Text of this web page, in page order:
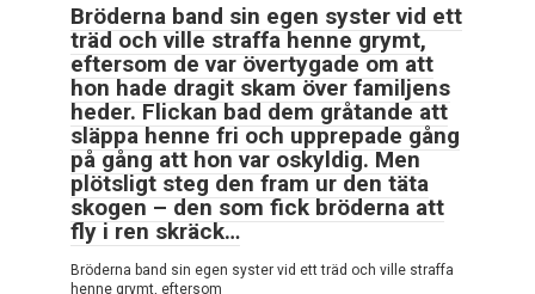
Bröderna band sin egen syster vid ett
träd och ville straffa henne grymt,
eftersom de var övertygade om att
hon hade dragit skam över familjens
heder. Flickan bad dem gråtande att
släppa henne fri och upprepade gång
på gång att hon var oskyldig. Men
plötsligt steg den fram ur den täta
skogen – den som fick bröderna att
fly i ren skräck…
Bröderna band sin egen syster vid ett träd och ville straffa
henne grymt, eftersom